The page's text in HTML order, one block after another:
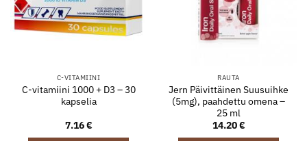
C-VITAMIINI
C-vitamiini 1000 + D3 – 30
kapselia
7.16€
RAUTA
Jern Päivittäinen Suusuihke
(5mg), paahdettu omena –
25 ml
14.20€